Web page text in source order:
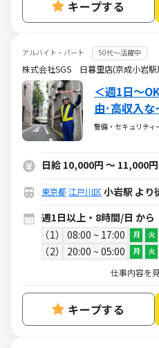
キープする
アルバイト・パート 50代～活躍中
株式会社SGS 日暮里店(京成小岩駅
＜週1日～
由･高収入
警備・セキュリティ
日給 10,000円 ～ 11,000円
東京都 江戸川区 小岩駅 より
週1日以上・8時間/日 から
1
08:00 ~ 17:00 月 火
2 20:00 ~ 05:00 月 火
仕事内容を
キープする